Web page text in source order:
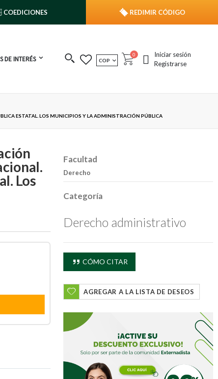
COEDICIONES REDIMIR CÓDIGO
DE INTERÉS MONEDA
COP Cart
0 publicacionesIniciar sesión
Registrarse
ESTATAL. LOS MUNICIPIOS Y LA ADMINISTRACIÓN PÚBLICA
Los
Facultad
Derecho
Categoría
Derecho administrativo
CÓMO CITAR
AGREGAR A LA LISTA DE DESEOS